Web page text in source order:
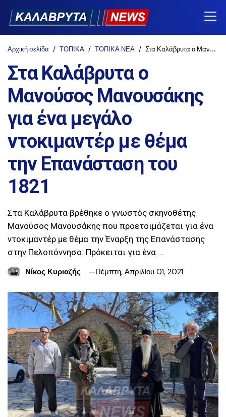
Αρχική σελίδα ΤΟΠΙΚΑ ΤΟΠΙΚΑ ΝΕΑ Στα Καλάβρυτα ο Μανούσος Μανουσάκης για ένα μεγάλο ντοκιμαντέρ με θέμα την Επανάσταση του 1821
Στα Καλάβρυτα ο
Μανούσος Μανουσάκης
για ένα μεγάλο
ντοκιμαντέρ με θέμα
την Επανάσταση του
1821
Στα Καλάβρυτα βρέθηκε ο γνωστός σκηνοθέτης
Μανούσος Μανουσάκης που προετοιμάζεται για ένα
ντοκιμαντέρ με θέμα την Έναρξη της Επανάστασης
στην Πελοπόννησο. Πρόκειται για ένα …
Νίκος Κυριαζής
Πέμπτη, Απριλίου 01, 2021